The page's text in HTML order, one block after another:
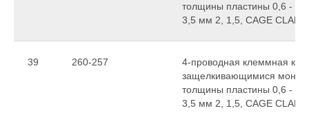
толщины пластины 0,6 -
3,5 мм 2, 1,5, CAGE CLAMP
39 260-257
4-проводная клеммная
защелкивающимися
толщины пластины 0,6 -
3,5 мм 2, 1,5, CAGE CLAMP